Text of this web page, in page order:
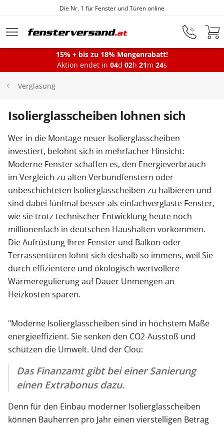
Zum Hauptinhalt springen
Die Nr. 1 für Fenster und Türen online
Fenster
Terrassentüren
Haustüren
Sonnenschutz
Zäune & Tore
Garagentore
Anmelden / Registrieren
Kontakt / Hilfe
15% + bis zu 18% Mengenrabatt!
Aktion endet in 04d 02h 21m 23s
Verglasung
Isolierglasscheiben lohnen sich
Wer in die Montage neuer Isolierglasscheiben
investiert, belohnt sich in mehrfacher Hinsicht:
Moderne Fenster schaffen es, den Energieverbrauch
im Vergleich zu alten Verbundfenstern oder
unbeschichteten Isolierglasscheiben zu halbieren und
sind dabei fünfmal besser als einfachverglaste Fenster,
wie sie trotz technischer Entwicklung heute noch
millionenfach in deutschen Haushalten vorkommen.
Die Aufrüstung Ihrer Fenster und Balkon-oder
Terrassentüren lohnt sich deshalb so immens, weil Sie
durch effizientere und ökologisch wertvollere
Wärmeregulierung auf Dauer Unmengen an
Heizkosten sparen.
"Moderne Isolierglasscheiben sind in höchstem Maße
energieeffizient. Sie senken den CO2-Ausstoß und
schützen die Umwelt. Und der Clou:
Das Finanzamt gibt bei einer Sanierung
einen Extrabonus dazu.
Denn für den Einbau moderner Isolierglasscheiben
können Bauherren pro Jahr einen vierstelligen Betrag